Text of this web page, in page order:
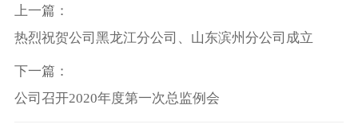
上一篇：
热烈祝贺公司黑龙江分公司、山东滨州分公司成立
下一篇：
公司召开2020年度第一次总监例会